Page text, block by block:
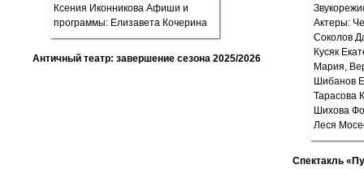
Античный театр: завершение сезона 2025/2026
Спектакль